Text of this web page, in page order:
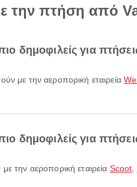
την πτήση από
πιο δημοφιλείς για
με την αεροπορική εταιρεία
πιο δημοφιλείς για
την αεροπορική εταιρεία Scoot